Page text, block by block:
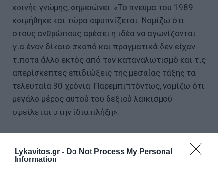
Lykavitos.gr - Do Not Process My Personal
Information
κοινής γνώμης, σημειώνει: «Το πνεύμα του 1989
κοιμήθηκε και τώρα αφυπνίζεται. Νομίζω ότι
στους ανθρώπους αρέσει η ιδέα να αγωνίζονται
για έναν δίκαιο σκοπό και πραγματικά δεν είχαν
τίποτα άλλο εκτός από τον καταναλωτισμό και τις
απερίσκεπτες επιδιώξεις της μεσαίας τάξης τα
τελευταία 30 χρόνια. Παρεμπιπτόντως, νομίζω ότι
μεγάλο μέρος αυτού του δεξιού λαϊκισμού
οφείλεται στην ίδια πλήξη» .
«Ο φιλελευθερισμός», σημειώνει ο Φουκουγιάμα,
«υπάρχει με κάποια μορφή από τα μέσα του 17ου
αιώνα, όταν εμφανίστηκε ως απάντηση στους